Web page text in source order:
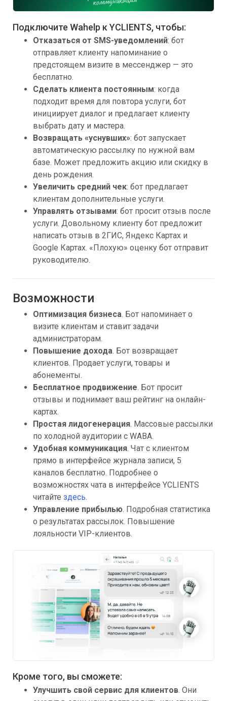
Подключите Wahelp к YCLIENTS, чтобы:
Отказаться от SMS-уведомлений: бот
отправляет клиенту напоминание о
предстоящем визите в мессенджер — это
бесплатно.
Сделать клиента постоянным: когда
подходит время для повтора услуги, бот
инициирует диалог и предлагает клиенту
выбрать дату и мастера.
Возвращать «уснувших»: бот запускает
автоматическую рассылку по нужной вам
базе. Может предложить акцию или скидку в
день рождения.
Увеличить средний чек: бот предлагает
клиентам дополнительные услуги.
Управлять отзывами: бот просит отзыв после
услуги. Довольному клиенту бот предложит
написать отзыв в 2ГИС, Яндекс Картах и
Google Картах. «Плохую» оценку бот отправит
руководителю.
Возможности
Оптимизация бизнеса. Бот напоминает о
визите клиентам и ставит задачи
администраторам.
Повышение дохода. Бот возвращает
клиентов. Продает услуги, товары и
абонементы.
Бесплатное продвижение. Бот просит
отзывы и поднимает ваш рейтинг на онлайн-
картах.
Простая лидогенерация. Массовые рассылки
по холодной аудитории с WABA.
Удобная коммуникация. Чат с клиентом
прямо в интерфейсе журнала записи, 5
каналов бесплатно. Подробнее о
возможностях чата в интерфейсе YCLIENTS
читайте здесь.
Управление прибылью. Подробная статистика
о результатах рассылок. Повышение
лояльности VIP-клиентов.
Кроме того, вы сможете:
Улучшить свой сервис для клиентов. Они